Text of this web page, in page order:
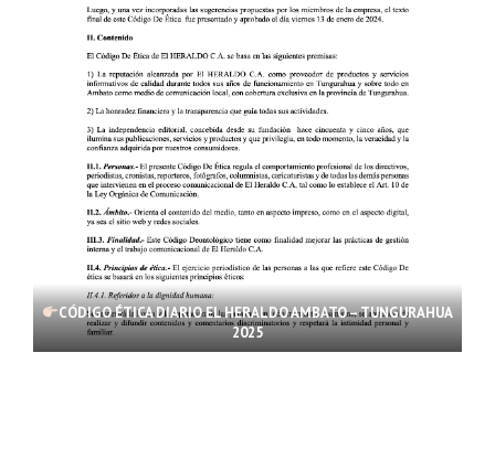
CÓDIGO ÉTICA DIARIO EL HERALDO AMBATO – TUNGURAHUA
2025